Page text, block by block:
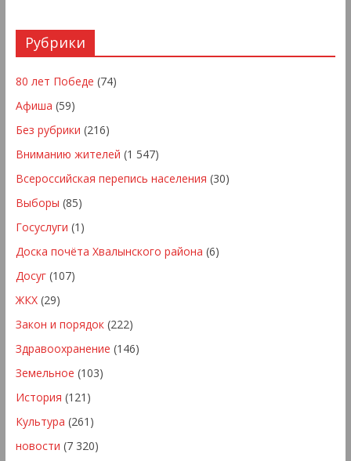
Рубрики
80 лет Победе (74)
Афиша (59)
Без рубрики (216)
Вниманию жителей (1 547)
Всероссийская перепись населения (30)
Выборы (85)
Госуслуги (1)
Доска почёта Хвалынского района (6)
Досуг(107)
ЖКХ(29)
Закон и порядок(222)
Здравоохранение (146)
Земельное (103)
История (121)
Культура (261)
новости (7 320)